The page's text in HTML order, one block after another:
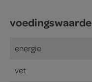
energie
vet